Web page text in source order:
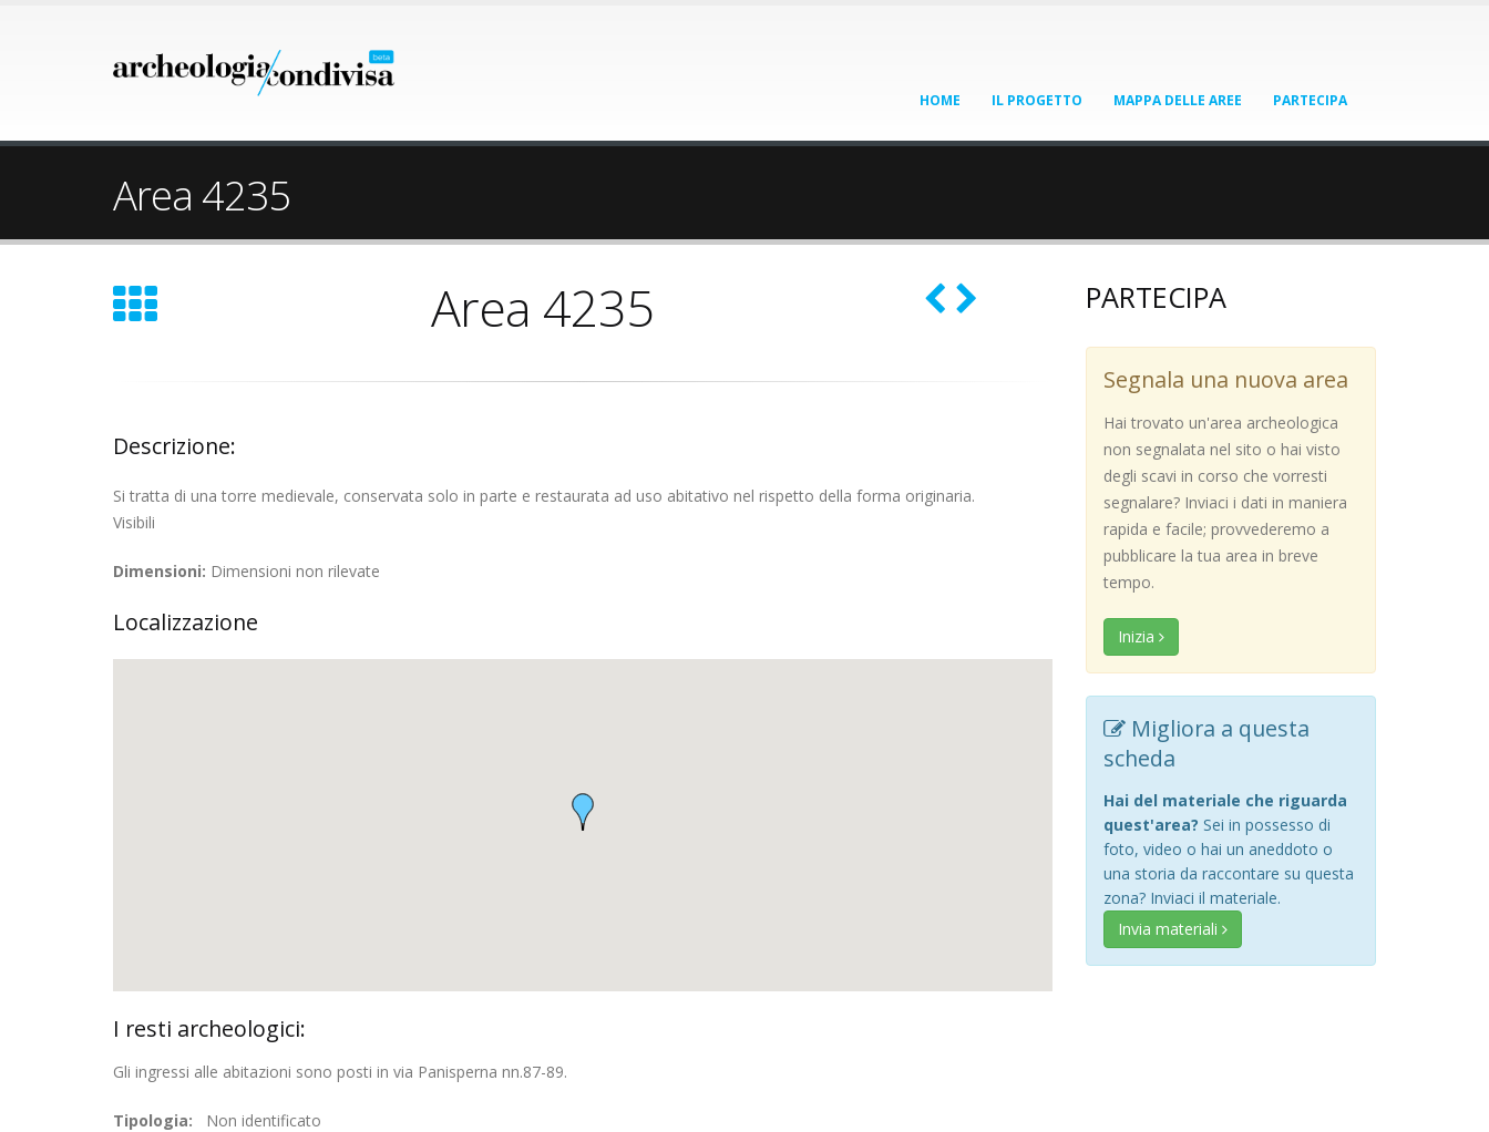
HOME IL PROGETTO MAPPA DELLE AREE PARTECIPA
Area 4235
Area 4235
Descrizione:
Si tratta di una torre medievale, conservata solo in parte e restaurata ad uso abitativo nel rispetto della forma originaria.
Visibili
Dimensioni: Dimensioni non rilevate
Localizzazione
I resti archeologici:
Gli ingressi alle abitazioni sono posti in via Panisperna nn.87-89.
Tipologia: Non identificato
PARTECIPA
Segnala una nuova area
Hai trovato un'area archeologica
non segnalata nel sito o hai visto
degli scavi in corso che vorresti
segnalare? Inviaci i dati in maniera
rapida e facile; provvederemo a
pubblicare la tua area in breve
tempo.
Inizia
Migliora a questa
scheda
Hai del materiale che riguarda
quest'area? Sei in possesso di
foto, video o hai un aneddoto o
una storia da raccontare su questa
zona? Inviaci il materiale.
Invia materiali